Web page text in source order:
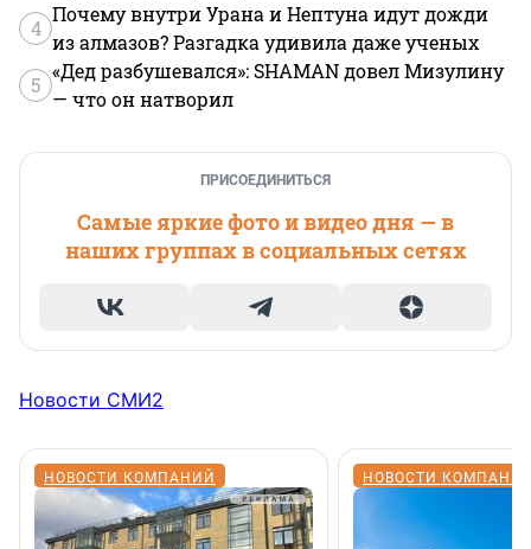
4
Почему внутри Урана и Нептуна идут дожди
из алмазов? Разгадка удивила даже ученых
5
«Дед разбушевался»: SHAMAN довел Мизулину
— что он натворил
ПРИСОЕДИНИТЬСЯ
Самые яркие фото и видео дня — в
наших группах в социальных сетях
Новости СМИ2
НОВОСТИ КОМПАНИЙ НОВОСТИ